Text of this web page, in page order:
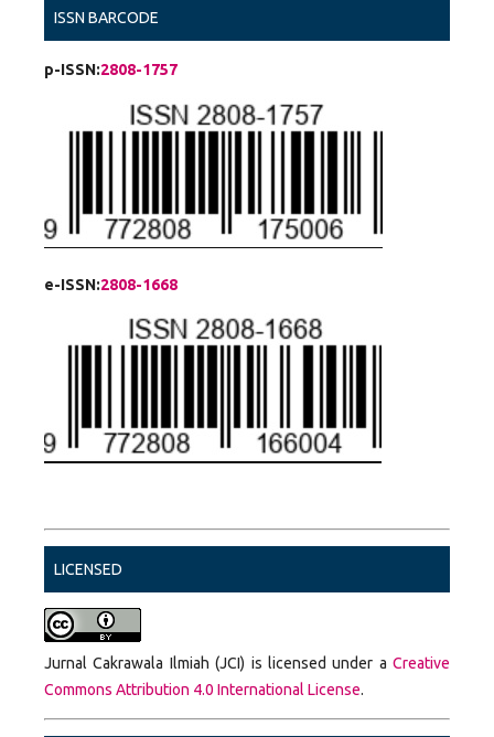
ISSN BARCODE
p-ISSN:2808-1757
e-ISSN:2808-1668
LICENSED
Jurnal Cakrawala Ilmiah (JCI) is licensed under aCreative
Commons Attribution 4.0 International License.